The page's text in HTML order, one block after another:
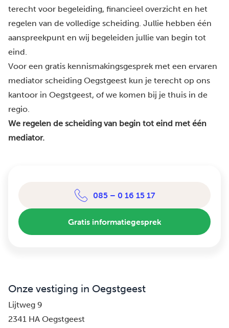
terecht voor begeleiding, financieel overzicht en het
regelen van de volledige scheiding. Jullie hebben één
aanspreekpunt en wij begeleiden jullie van begin tot
eind.
Voor een gratis kennismakingsgesprek met een ervaren
mediator scheiding Oegstgeest kun je terecht op ons
kantoor in Oegstgeest, of we komen bij je thuis in de
regio.
We regelen de scheiding van begin tot eind met één
mediator.
085 – 0 16 15 17
Gratis informatiegesprek
Onze vestiging in Oegstgeest
Lijtweg 9
2341 HA Oegstgeest